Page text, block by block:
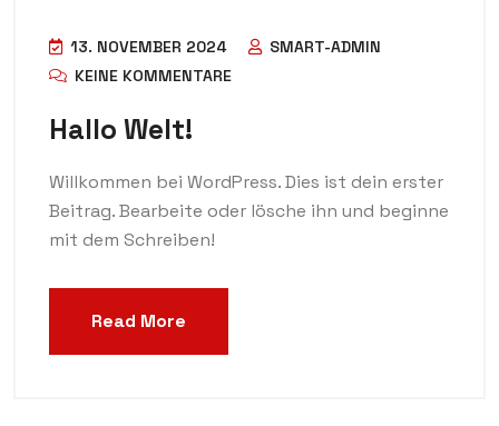
13. NOVEMBER 2024
SMART-ADMIN
KEINE KOMMENTARE
Hallo Welt!
Willkommen bei WordPress. Dies ist dein erster
Beitrag. Bearbeite oder lösche ihn und beginne
mit dem Schreiben!
Read More